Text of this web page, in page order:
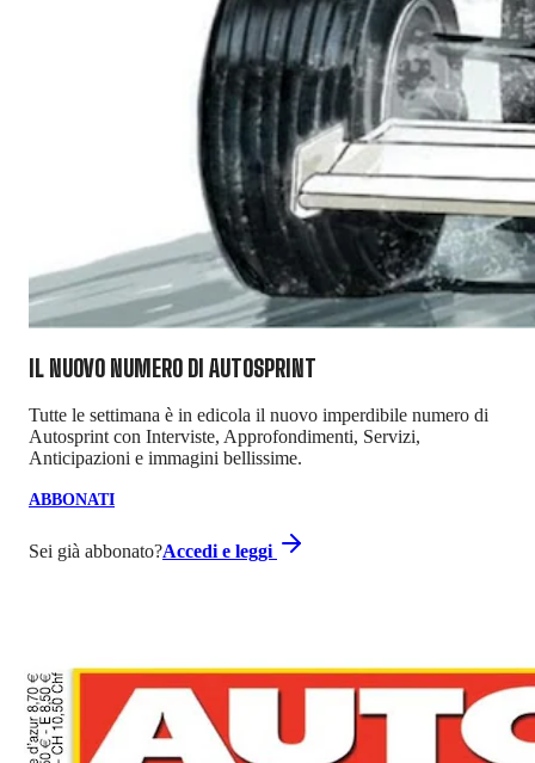
IL NUOVO NUMERO DI AUTOSPRINT
Tutte le settimana è in edicola il nuovo imperdibile numero di
Autosprint con Interviste, Approfondimenti, Servizi,
Anticipazioni e immagini bellissime.
ABBONATI
Sei già abbonato?Accedi e leggi